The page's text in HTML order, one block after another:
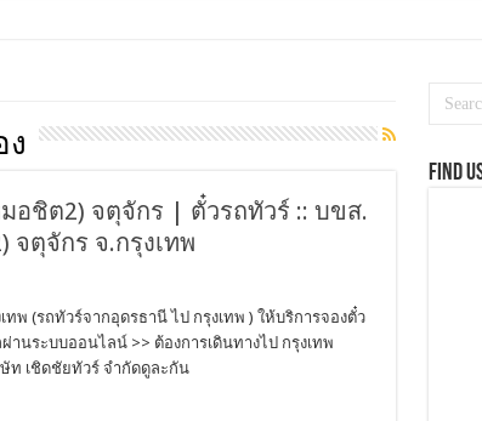
อชิต2) จตุจักร | ตั๋วรถทัวร์ :: บขส.
จตุจักร จ.กรุงเทพ
พ (รถทัวร์จากอุดรธานี ไป กรุงเทพ ) ให้บริการจองตั๋ว
านระบบออนไลน์ >> ต้องการเดินทางไป กรุงเทพ
ท เชิดชัยทัวร์ จำกัดดูละกัน
Find